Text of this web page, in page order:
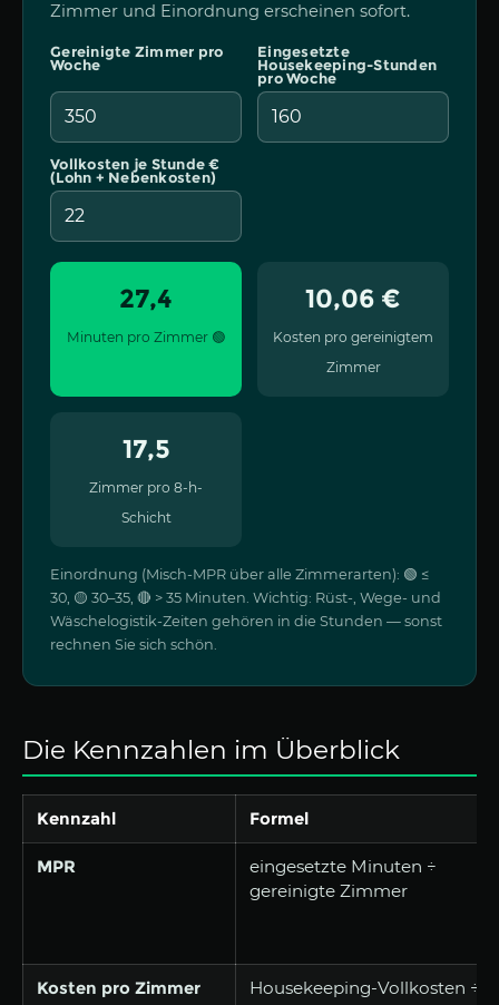
Zimmer und Einordnung erscheinen sofort.
Gereinigte Zimmer pro
Woche
Eingesetzte
Housekeeping-Stunden
pro Woche
Vollkosten je Stunde €
(Lohn + Nebenkosten)
27,4
Minuten pro Zimmer 🟢
10,06 €
Kosten pro gereinigtem
Zimmer
17,5
Zimmer pro 8-h-
Schicht
Einordnung (Misch-MPR über alle Zimmerarten): 🟢 ≤
30, 🟡 30–35, 🔴 > 35 Minuten. Wichtig: Rüst-, Wege- und
Wäschelogistik-Zeiten gehören in die Stunden — sonst
rechnen Sie sich schön.
Die Kennzahlen im Überblick
Kennzahl Formel
MPR
eingesetzte Minuten ÷
gereinigte Zimmer
Kosten pro Zimmer
Housekeeping-Vollkosten ÷